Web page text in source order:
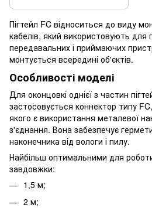
Пігтейл FC відноситься до виду
кабелів, який використовують для
передавальних і приймаючих
монтується всередині об'єктів.
Особливості моделі
Для оконцовкі однієї з частин
застосовується коннектор типу
якого є використання металевої
з'єднання. Вона забезпечує
наконечника від вологи і пилу.
Найбільш оптимальними для
завдовжки:
1,5 м;
2 м;